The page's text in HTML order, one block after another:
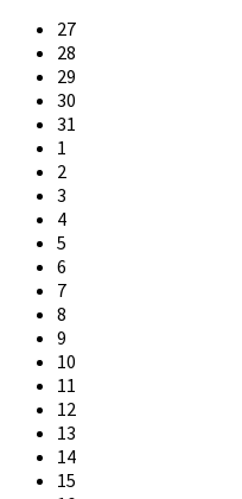
Skip
calendar
days
27
28
29
30
31
1
2
3
4
5
6
7
8
9
10
11
12
13
14
15